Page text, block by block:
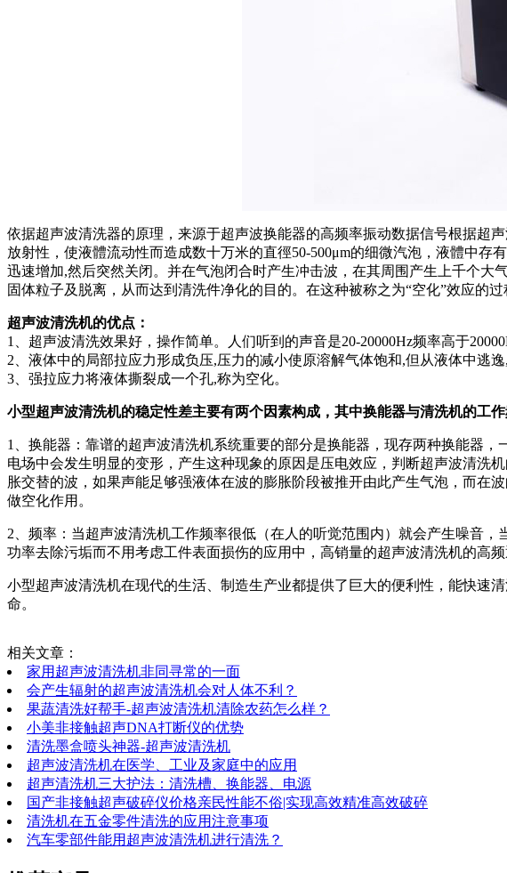
依据超声波清洗器的原理，来源于超声波换能器的高频率振动数据信号根据超
放射性，使液體流动性而造成数十万米的直徑50-500μm的细微汽泡，液體中
迅速增加,然后突然关闭。并在气泡闭合时产生冲击波，在其周围产生上千个大
固体粒子及脱离，从而达到清洗件净化的目的。在这种被称之为“空化”效应的
超声波清洗机的优点：
1、超声波清洗效果好，操作简单。人们听到的声音是20-20000Hz频率高于
2、液体中的局部拉应力形成负压,压力的减小使原溶解气体饱和,但从液体中逃
3、强拉应力将液体撕裂成一个孔,称为空化。
小型超声波清洗机的稳定性差主要有两个因素构成，其中换能器与清洗机的工作
1、换能器：靠谱的超声波清洗机系统重要的部分是换能器，现存两种换能器
电场中会发生明显的变形，产生这种现象的原因是压电效应，判断超声波清洗
胀交替的波，如果声能足够强液体在波的膨胀阶段被推开由此产生气泡，而在
做空化作用。
2、频率：当超声波清洗机工作频率很低（在人的听觉范围内）就会产生噪音
功率去除污垢而不用考虑工件表面损伤的应用中，高销量的超声波清洗机的高
小型超声波清洗机在现代的生活、制造生产业都提供了巨大的便利性，能快速
命。
相关文章：
家用超声波清洗机非同寻常的一面
会产生辐射的超声波清洗机会对人体不利？
果蔬清洗好帮手-超声波清洗机清除农药怎么样？
小美非接触超声DNA打断仪的优势
清洗墨盒喷头神器-超声波清洗机
超声波清洗机在医学、工业及家庭中的应用
超声清洗机三大护法：清洗槽、换能器、电源
国产非接触超声破碎仪价格亲民性能不俗|实现高效精准高效破碎
清洗机在五金零件清洗的应用注意事项
汽车零部件能用超声波清洗机进行清洗？